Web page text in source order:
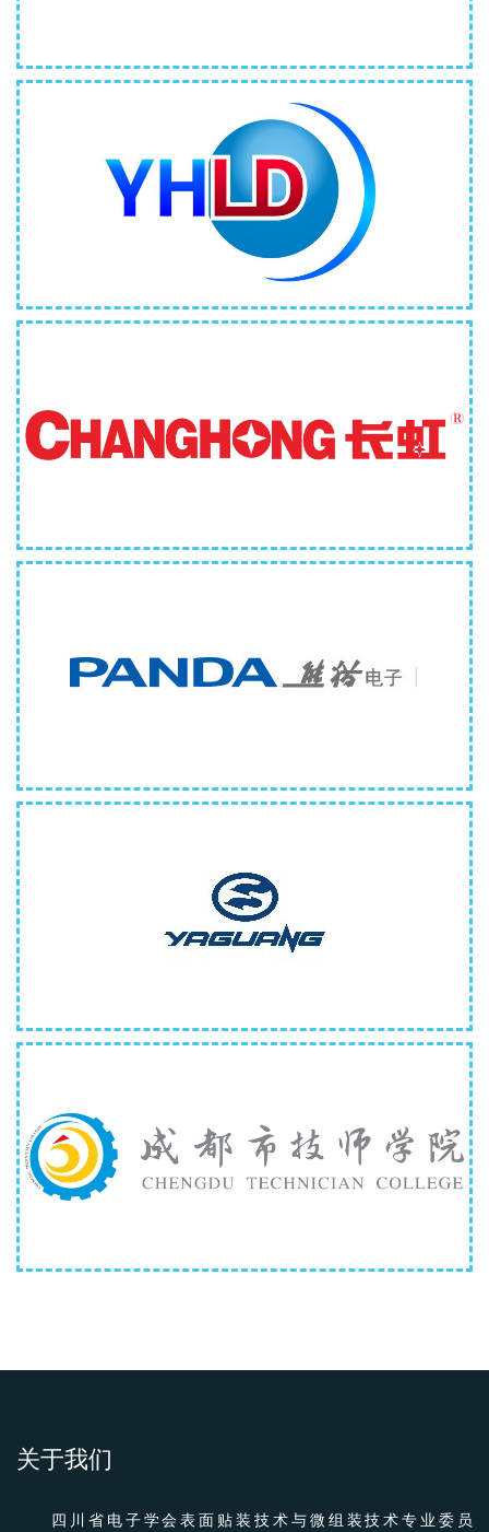
成都云海龙电科技有限公司
成都亚光电子股份有限公司
成都市技师学院（成都工贸职业技术学
院）
关于我们
四川省电子学会表面贴装技术与微组装技术专业委员